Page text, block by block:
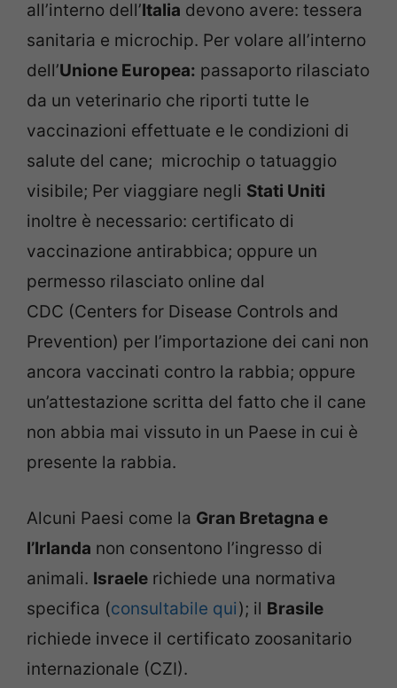
all’interno dell’Italia devono avere: tessera
sanitaria e microchip. Per volare all’interno
dell’Unione Europea: passaporto rilasciato
da un veterinario che riporti tutte le
vaccinazioni effettuate e le condizioni di
salute del cane; microchip o tatuaggio
visibile; Per viaggiare negli Stati Uniti
inoltre è necessario: certificato di
vaccinazione antirabbica; oppure un
permesso rilasciato online dal
CDC (Centers for Disease Controls and
Prevention) per l’importazione dei cani non
ancora vaccinati contro la rabbia; oppure
un’attestazione scritta del fatto che il cane
non abbia mai vissuto in un Paese in cui è
presente la rabbia.
Alcuni Paesi come la Gran Bretagna e
l’Irlanda non consentono l’ingresso di
animali. Israele richiede una normativa
specifica (consultabile qui); il Brasile
richiede invece il certificato zoosanitario
internazionale (CZI).